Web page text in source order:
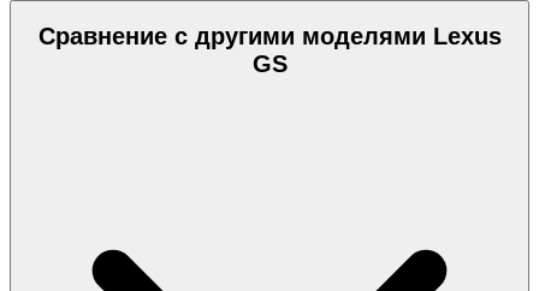
Сравнение с другими моделями Lexus
GS